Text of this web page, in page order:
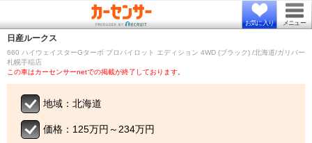
お気に入り メニュー
日産ルークス
660 ハイウェイスターGターボ プロパイロット エディション 4WD (ブラック) /北海道/ガリバー
札幌手稲店
この車はカーセンサーnetでの掲載が終了しております。
地域：北海道
価格：125万円～234万円